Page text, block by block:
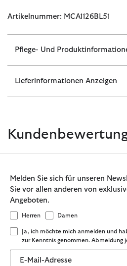
Artikelnummer: MCA1126BL51
Pflege- Und
Lieferinformationen Anzeigen
Melden Sie sich für unseren
Sie vor allen anderen von
Angeboten.
Herren Damen
Ja, ich möchte mich anmelden und
zur Kenntnis genommen. Abmeldung
E-Mail-Adresse